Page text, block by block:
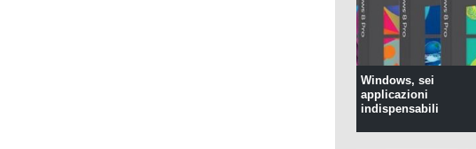
Windows, sei
applicazioni
indispensabili